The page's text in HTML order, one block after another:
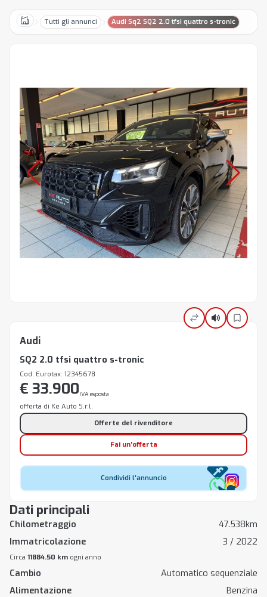
HomeTutti gli annunci Audi Sq2 SQ2 2.0 tfsi quattro s-tronic
Dati principali
Chilometraggio
47.538km
Immatricolazione
3 / 2022
Circa 11884.50 km ogni anno
Cambio
Automatico sequenziale
Alimentazione
Benzina
Audi
SQ2 2.0 tfsi quattro s-tronic
Cod. Eurotax: 12345678
€ 33.900IVA esposta
offerta di Ke Auto S.r.l.
Offerte del rivenditore
Fai un'offerta
Condividi l'annuncio